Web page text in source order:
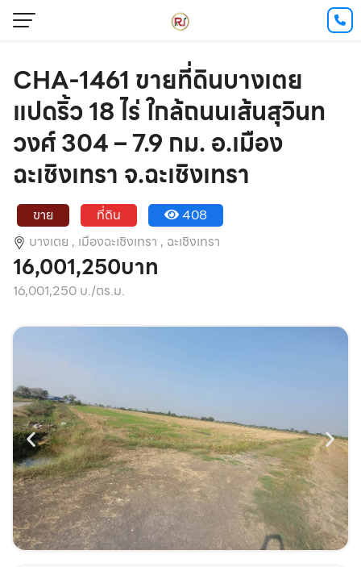
CHA-1461 ขายที่ดินบางเตย
แปดริ้ว 18 ไร่ ใกล้ถนนเส้นสุวินท
วงศ์ 304 – 7.9 กม. อ.เมือง
ฉะเชิงเทรา จ.ฉะเชิงเทรา
ขาย ที่ดิน
408
บางเตย , เมืองฉะเชิงเทรา , ฉะเชิงเทรา
16,001,250บาท
16,001,250 บ./ตร.ม.